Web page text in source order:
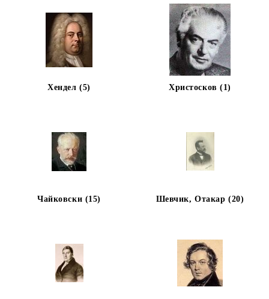
Хендел (5) Христосков (1)
Чайковски (15) Шевчик, Отакар (20)